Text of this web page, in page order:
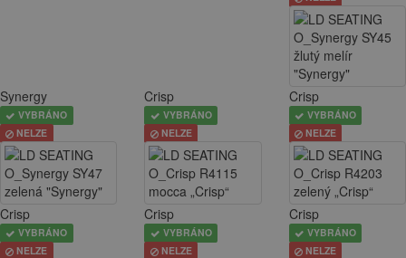
Synergy
VYBRÁNO
NELZE
Crisp
VYBRÁNO
NELZE
Crisp
VYBRÁNO
NELZE
Crisp
VYBRÁNO
NELZE
Crisp
VYBRÁNO
NELZE
Crisp
VYBRÁNO
NELZE